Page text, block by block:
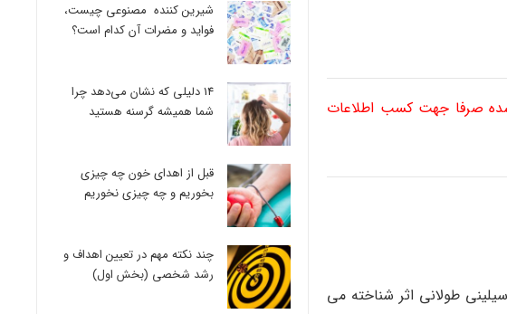
شده صرفا جهت کسب اطلاعات
طولانی اثر شناخته می
شیرین کننده مصنوعی چیست،
فواید و مضرات آن کدام است؟
14 دلیلی که نشان می‌دهد چرا
شما همیشه گرسنه هستید
قبل از اهدای خون چه چیزی
بخوریم و چه چیزی نخوریم
چند نکته مهم در تعیین اهداف و
رشد شخصی (بخش اول)